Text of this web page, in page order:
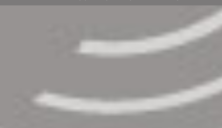
κριτικός κλασικής μουσικής και - εδώ που τα
από έσας διαβάζετε όσα γράφω εδώ θα έχετε
σίγουρα καταλάβει. Oύτε και ξέρω και πως
μπορεί να γίνει κάποιος. Απλά από κάποια πολύ